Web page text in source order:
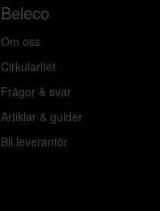
Beleco
Om oss
Cirkularitet
Frågor & svar
Artiklar & guider
Bli leverantör